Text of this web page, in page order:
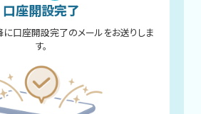
口座開設完了
口座開設完了のメールをお送りしま
す。